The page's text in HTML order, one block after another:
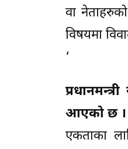
वा
विषयमा
‘
आएको छ ।
एकताका